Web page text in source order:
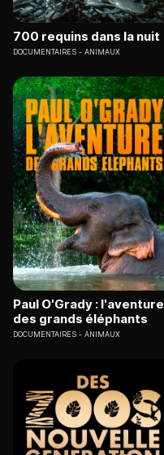
700 requins dans la nuit
DOCUMENTAIRES ANIMAUX
Paul O'Grady : l'aventure
des grands éléphants
DOCUMENTAIRES ANIMAUX